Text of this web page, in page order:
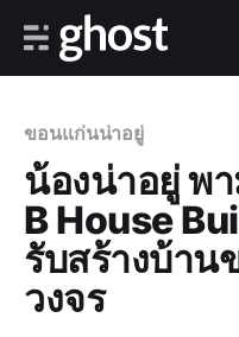
ขอนแก่นน่าอยู่
น้องน่าอยู่ พ
B House
รับสร้างบ้า
วงจร